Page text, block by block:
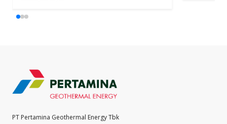
PT Pertamina Geothermal Energy Tbk